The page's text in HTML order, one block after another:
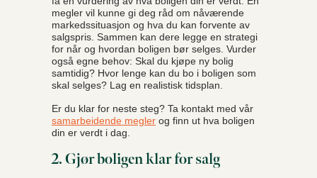
megler vil kunne gi deg råd om nåværende
markedssituasjon og hva du kan forvente av
salgspris. Sammen kan dere legge en strategi
for når og hvordan boligen bør selges. Vurder
også egne behov: Skal du kjøpe ny bolig
samtidig? Hvor lenge kan du bo i boligen som
skal selges? Lag en realistisk tidsplan.
Er du klar for neste steg? Ta kontakt med vår
samarbeidende megler og finn ut hva boligen
din er verdt i dag.
2. Gjør boligen klar for salg